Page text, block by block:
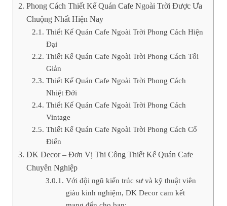
Phong Cách Thiết Kế Quán Cafe Ngoài Trời Được Ưa
Chuộng Nhất Hiện Nay
Thiết Kế Quán Cafe Ngoài Trời Phong Cách Hiện
Đại
Thiết Kế Quán Cafe Ngoài Trời Phong Cách Tối
Giản
Thiết Kế Quán Cafe Ngoài Trời Phong Cách
Nhiệt Đới
Thiết Kế Quán Cafe Ngoài Trời Phong Cách
Vintage
Thiết Kế Quán Cafe Ngoài Trời Phong Cách Cổ
Điển
DK Decor – Đơn Vị Thi Công Thiết Kế Quán Cafe
Chuyên Nghiệp
Với đội ngũ kiến trúc sư và kỹ thuật viên
giàu kinh nghiệm, DK Decor cam kết